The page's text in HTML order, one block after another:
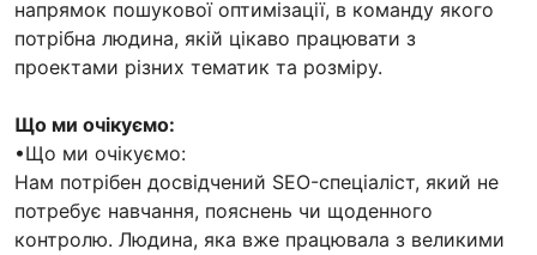
напрямок пошукової оптимізації, в команду якого
потрібна людина, якій цікаво працювати з
проектами різних тематик та розміру.
Що ми очікуємо:
•Що ми очікуємо:
Нам потрібен досвідчений SEO-спеціаліст, який не
потребує навчання, пояснень чи щоденного
контролю. Людина, яка вже працювала з великими